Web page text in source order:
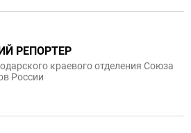
РЕПОРТЕР
краевого отделения Союза
России